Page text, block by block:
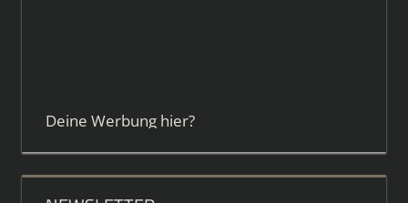
Deine Werbung hier?